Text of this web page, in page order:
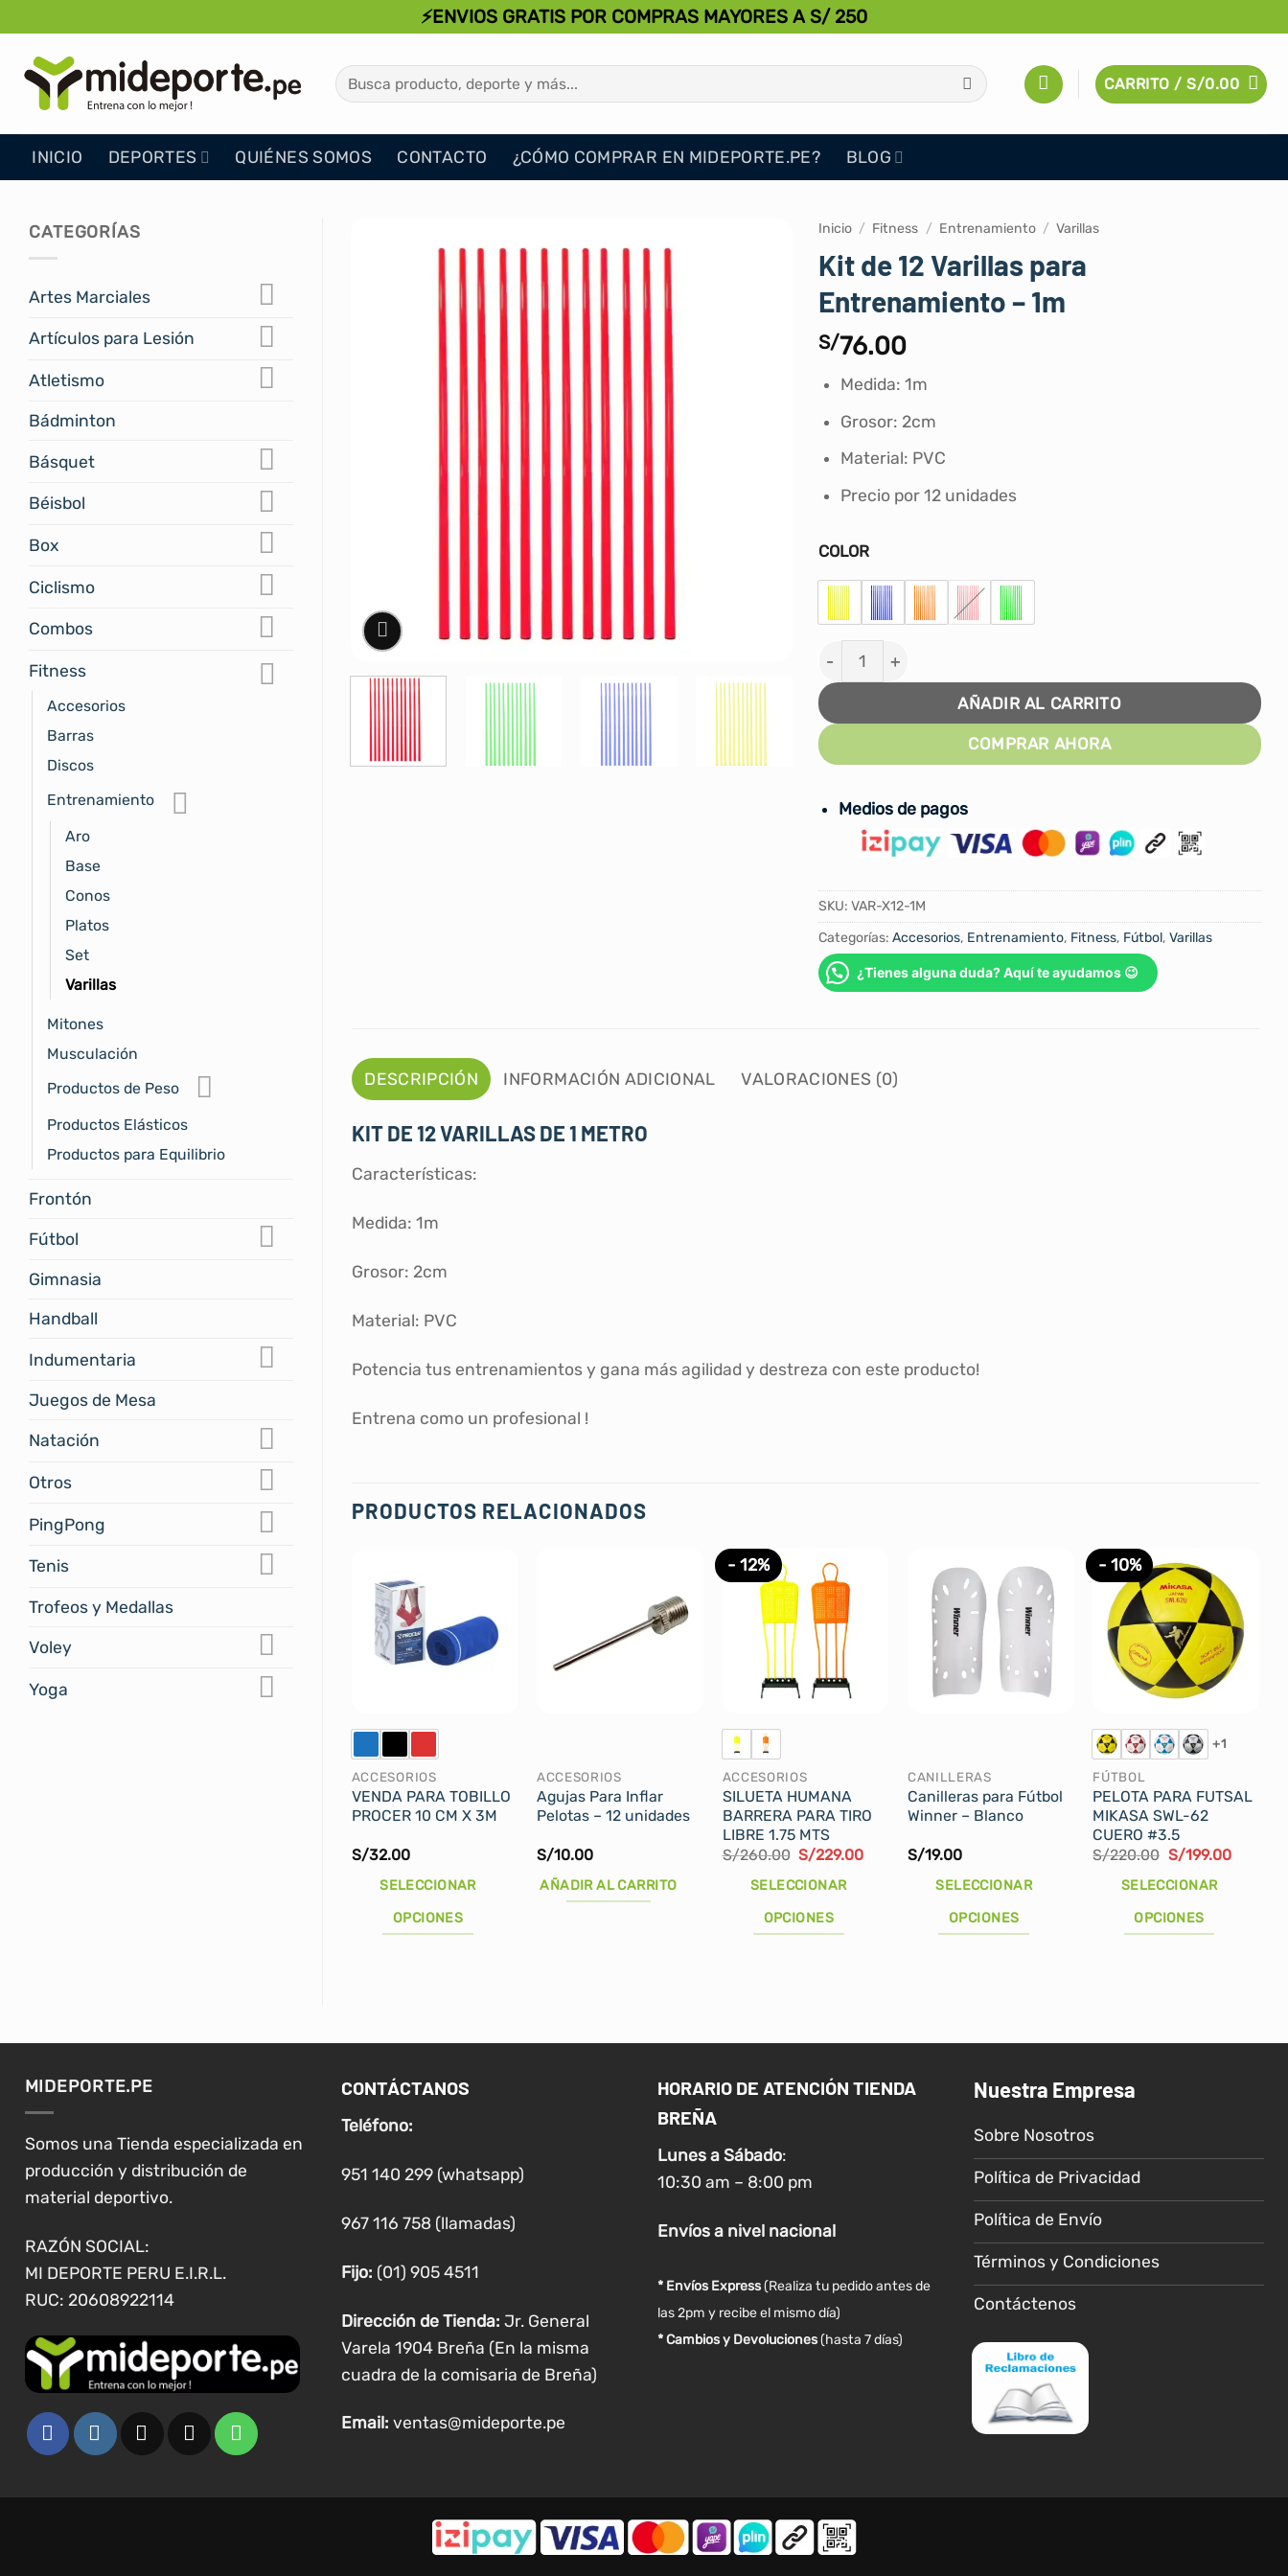
al
contenido
⚡ENVIOS GRATIS POR COMPRAS MAYORES A S/ 250
Buscar
por:
CARRITO /S/0.00
INICIO DEPORTES QUIÉNES SOMOS CONTACTO ¿CÓMO COMPRAR EN MIDEPORTE.PE? BLOG
CATEGORÍAS
Artes Marciales
Artículos para Lesión
Atletismo
Bádminton
Básquet
Béisbol
Box
Ciclismo
Combos
Fitness
Accesorios
Barras
Discos
Entrenamiento
Aro
Base
Conos
Platos
Set
Varillas
Mitones
Musculación
Productos de Peso
Productos Elásticos
Productos para Equilibrio
Frontón
Fútbol
Gimnasia
Handball
Indumentaria
Juegos de Mesa
Natación
Otros
PingPong
Tenis
Trofeos y Medallas
Voley
Yoga
Inicio / Fitness / Entrenamiento / Varillas
Kit de 12 Varillas para
Entrenamiento – 1m
S/76.00
Medida: 1m
Grosor: 2cm
Material: PVC
Precio por 12 unidades
COLOR
Kit de 12 Varillas para Entrenamiento - 1m cantidad
AÑADIR AL CARRITO
COMPRAR AHORA
Medios de pagos
SKU: VAR-X12-1M
Categorías: Accesorios, Entrenamiento, Fitness, Fútbol, Varillas
¿Tienes alguna duda? Aquí te ayudamos 😉
DESCRIPCIÓN INFORMACIÓN ADICIONAL VALORACIONES (0)
KIT DE 12 VARILLAS DE 1 METRO
Características:
Medida: 1m
Grosor: 2cm
Material: PVC
Potencia tus entrenamientos y gana más agilidad y destreza con este producto!
Entrena como un profesional !
PRODUCTOS RELACIONADOS
ACCESORIOS
VENDA PARA TOBILLO
PROCER 10 CM X 3M
S/32.00
SELECCIONAR
OPCIONES
variantes.
opciones
se
en
página
producto
ACCESORIOS
Agujas Para Inflar
Pelotas – 12 unidades
S/10.00
AÑADIR AL CARRITO
- 12%
ACCESORIOS
SILUETA HUMANA
BARRERA PARA TIRO
LIBRE 1.75 MTS
S/260.00 El
original
S/260.00.
S/229.00El
SELECCIONAR
OPCIONES
variantes.
opciones
elegir
en
página
producto
CANILLERAS
Canilleras para Fútbol
Winner – Blanco
S/19.00
SELECCIONAR
OPCIONES
variantes.
opciones
producto
- 10%
+1
FÚTBOL
PELOTA PARA FUTSAL
MIKASA SWL-62
CUERO #3.5
S/220.00 El
original
S/220.00.
S/199.00El
SELECCIONAR
OPCIONES
variantes.
opciones
pueden
elegir
en
la
de
producto
MIDEPORTE.PE
Somos una Tienda especializada en
producción y distribución de
material deportivo.
RAZÓN SOCIAL:
MI DEPORTE PERU E.I.R.L.
RUC: 20608922114
CONTÁCTANOS
Teléfono:
951 140 299 (whatsapp)
967 116 758 (llamadas)
Fijo: (01) 905 4511
Dirección de Tienda: Jr. General
Varela 1904 Breña (En la misma
cuadra de la comisaria de Breña)
Email: ventas@mideporte.pe
HORARIO DE ATENCIÓN TIENDA
BREÑA
Lunes a Sábado:
10:30 am – 8:00 pm
Envíosa nivel nacional
* Envíos Express(Realiza tu pedido antes de
las 2pm y recibe el mismo día)
* Cambios y Devoluciones (hasta 7 días)
Nuestra Empresa
Sobre Nosotros
Política de Privacidad
Política de Envío
Términos y Condiciones
Contáctenos